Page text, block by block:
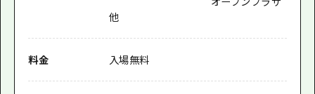
他
料金 入場無料